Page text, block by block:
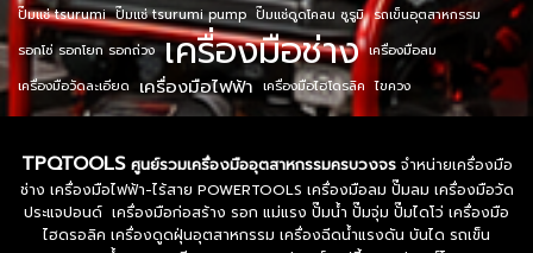
ปั๊มแช่ tsurumi ปั๊มแช่ tsurumi pump ปั๊มแช่ดูดโคลน ซูรูมิ รถเข็นอุตสาหกรรม
รอกโซ่ รอกโยก รอกถ่วง เครื่องมือช่าง เครื่องมือลม
เครื่องมือวัดละเอียด เครื่องมือไฟฟ้า เครื่องมือไฮโดรลิค ไขควง
TPQTOOLS ศูนย์รวมเครื่องมืออุตสาหกรรมครบวงจรจำหน่ายเครื่องมือ
ช่าง เครื่องมือไฟฟ้า-ไร้สาย POWERTOOLS เครื่องมือลม ปั๊มลม เครื่องมือวัด
ประแจปอนด์ เครื่องมือก่อสร้าง รอก แม่แรง ปั๊มน้ำ ปั๊มจุ่ม ปั๊มไดโว่ เครื่องมือ
ไฮดรอลิค เครื่องดูดฝุ่นอุตสาหกรรม เครื่องฉีดน้ำแรงดัน บันได รถเข็น